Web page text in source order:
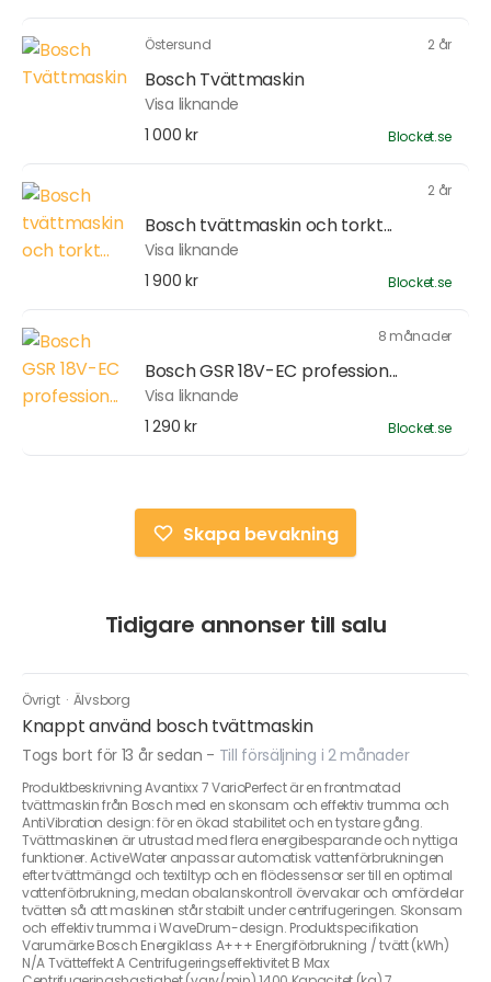
Östersund 2 år
Bosch Tvättmaskin
Visa liknande
1 000 kr
Blocket.se
2 år
Bosch tvättmaskin och torkt...
Visa liknande
1 900 kr
Blocket.se
8 månader
Bosch GSR 18V-EC profession...
Visa liknande
1 290 kr
Blocket.se
Skapa bevakning
Tidigare annonser till salu
Övrigt · Älvsborg
Knappt använd bosch tvättmaskin
Togs bort för 13 år sedan - Till försäljning i 2 månader
Produktbeskrivning Avantixx 7 VarioPerfect är en frontmatad
tvättmaskin från Bosch med en skonsam och effektiv trumma och
AntiVibration design: för en ökad stabilitet och en tystare gång.
Tvättmaskinen är utrustad med flera energibesparande och nyttiga
funktioner. ActiveWater anpassar automatisk vattenförbrukningen
efter tvättmängd och textiltyp och en flödessensor ser till en optimal
vattenförbrukning, medan obalanskontroll övervakar och omfördelar
tvätten så att maskinen står stabilt under centrifugeringen. Skonsam
och effektiv trumma i WaveDrum-design. Produktspecifikation
Varumärke Bosch Energiklass A+++ Energiförbrukning / tvätt (kWh)
N/A Tvätteffekt A Centrifugeringseffektivitet B Max